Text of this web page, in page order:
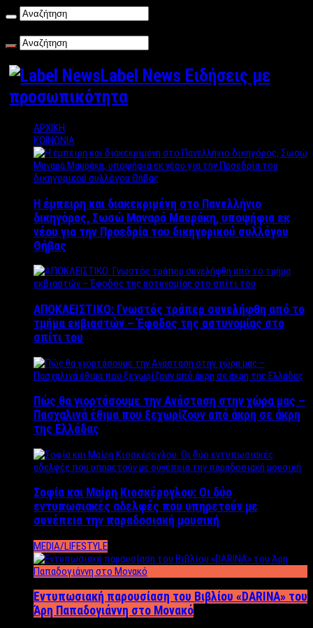
Label News Ειδήσεις με
προσωπικότητα
ΑΡΧΙΚΗ
ΚΟΙΝΩΝΙΑ
Η έμπειρη και διακεκριμένη στο Πανελλήνιο
δικηγόρος, Σωσώ Μαναρά Μαυράκη, υποψήφια εκ
νέου για την Προεδρία του δικηγορικού συλλόγου
Θήβας
ΑΠΟΚΛΕΙΣΤΙΚΟ: Γνωστός τράπερ συνελήφθη από το
τμήμα εκβιαστών – Έφοδος της αστυνομίας στο
σπίτι του
Πώς θα γιορτάσουμε την Ανάσταση στην χώρα μας –
Πασχαλινά έθιμα που ξεχωρίζουν από άκρη σε άκρη
της Ελλάδας
Σοφία και Μαίρη Κιοσκέρογλου: Οι δύο
εντυπωσιακές αδελφές που υπηρετούν με
συνέπεια την παραδοσιακή μουσική
MEDIA/LIFESTYLE
Εντυπωσιακή παρουσίαση του Βιβλίου «DARINA» του
Άρη Παπαδογιάννη στο Μονακό